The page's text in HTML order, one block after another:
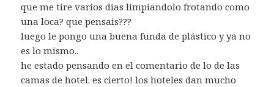
que me tire varios dias limpiandolo frotando como
una loca? que pensais???
luego le pongo una buena funda de plástico y ya no
es lo mismo..
he estado pensando en el comentario de lo de las
camas de hotel. es cierto! los hoteles dan mucho